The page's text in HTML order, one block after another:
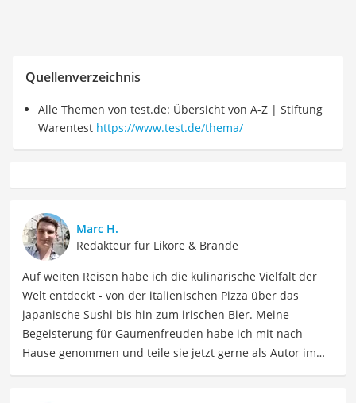
Quellenverzeichnis
Alle Themen von test.de: Übersicht von A-Z | Stiftung
Warentest https://www.test.de/thema/
Marc H.
Redakteur für Liköre & Brände
Auf weiten Reisen habe ich die kulinarische Vielfalt der
Welt entdeckt - von der italienischen Pizza über das
japanische Sushi bis hin zum irischen Bier. Meine
Begeisterung für Gaumenfreuden habe ich mit nach
Hause genommen und teile sie jetzt gerne als Autor im